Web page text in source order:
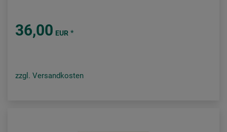
36,00 EUR *
zzgl. Versandkosten